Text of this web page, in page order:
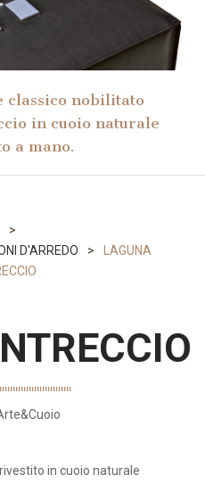
classico nobilitato
in cuoio naturale
a mano.
>
D'ARREDO >
LAGUNA
in cuoio naturale